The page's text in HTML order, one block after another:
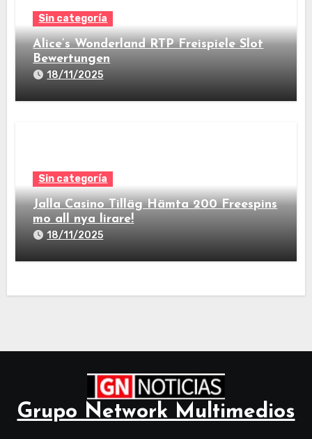
Sin categoría
Alice’s Wonderland RTP Freispiele Slot
Bewertungen
18/11/2025
Sin categoría
Jalla Casino Tilläg Hämta 200 Freespins
mo all nya lirare!
18/11/2025
Grupo Network Multimedios